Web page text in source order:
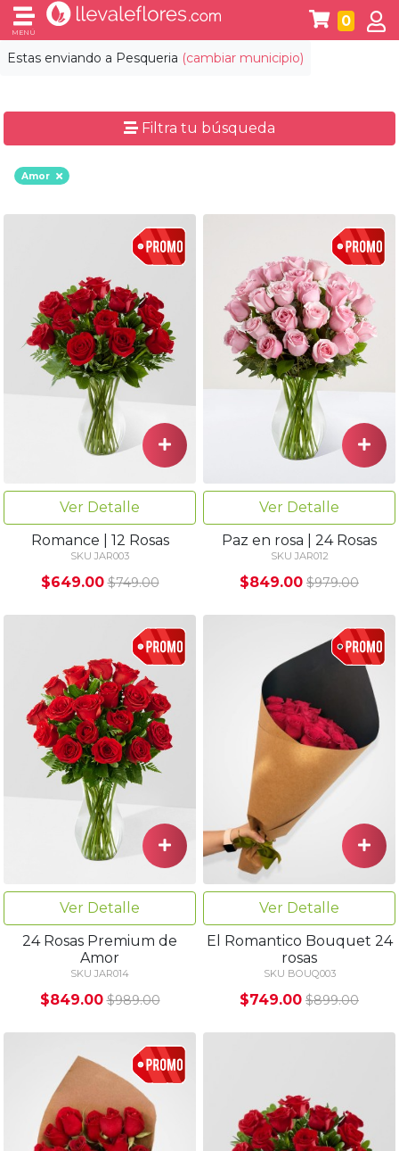
Estas enviando a Pesqueria (cambiar municipio)
MENÚ
0
Filtra tu búsqueda
Amor
Ver Detalle
Romance | 12 Rosas
SKU JAR003
$649.00 $749.00
Ver Detalle
Paz en rosa | 24 Rosas
SKU JAR012
$849.00 $979.00
Ver Detalle
24 Rosas Premium de
Amor
SKU JAR014
$849.00 $989.00
Ver Detalle
El Romantico Bouquet 24
rosas
SKU BOUQ003
$749.00 $899.00